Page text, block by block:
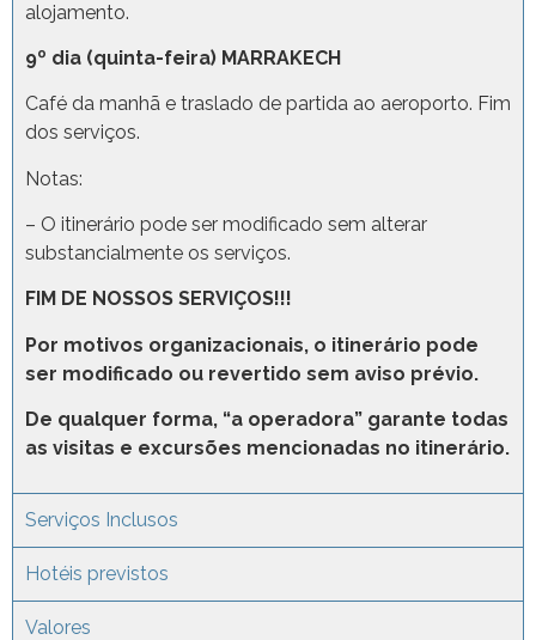
alojamento.
9º dia (quinta-feira) MARRAKECH
Café da manhã e traslado de partida ao aeroporto. Fim
dos serviços.
Notas:
– O itinerário pode ser modificado sem alterar
substancialmente os serviços.
FIM DE NOSSOS SERVIÇOS!!!
Por motivos organizacionais, o itinerário pode
ser modificado ou revertido sem aviso prévio.
De qualquer forma, “a operadora” garante todas
as visitas e excursões mencionadas no itinerário.
Serviços Inclusos
Hotéis previstos
Valores